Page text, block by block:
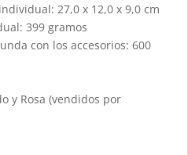
27,0 x 12,0 x 9,0 cm
399 gramos
con los accesorios: 600
y Rosa (vendidos por